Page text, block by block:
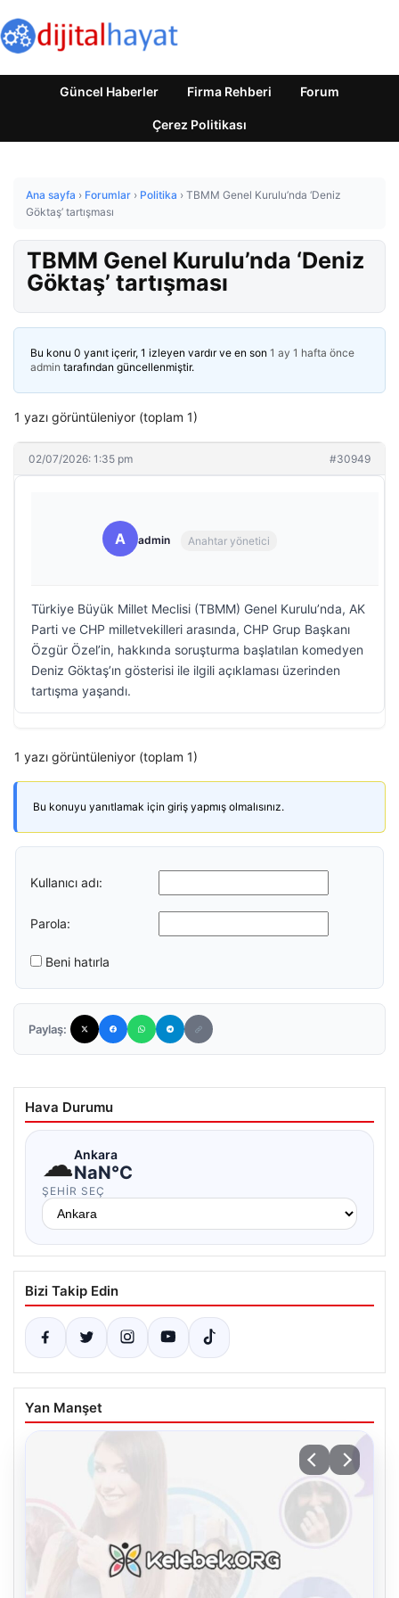
Güncel Haberler Firma Rehberi Forum
Çerez Politikası
Ana sayfa › Forumlar › Politika › TBMM Genel Kurulu’nda ‘Deniz
Göktaş’ tartışması
TBMM Genel Kurulu’nda ‘Deniz
Göktaş’ tartışması
Bu konu 0 yanıt içerir, 1 izleyen vardır ve en son 1 ay 1 hafta önce
admin tarafından güncellenmiştir.
1 yazı görüntüleniyor (toplam 1)
02/07/2026: 1:35 pm #30949
A admin Anahtar yönetici
Türkiye Büyük Millet Meclisi (TBMM) Genel Kurulu’nda, AK
Parti ve CHP milletvekilleri arasında, CHP Grup Başkanı
Özgür Özel’in, hakkında soruşturma başlatılan komedyen
Deniz Göktaş’ın gösterisi ile ilgili açıklaması üzerinden
tartışma yaşandı.
1 yazı görüntüleniyor (toplam 1)
Bu konuyu yanıtlamak için giriş yapmış olmalısınız.
Kullanıcı adı:
Parola:
Beni hatırla
Paylaş:
Hava Durumu
☁Ankara
NaN°C
ŞEHIR SEÇ
Bizi Takip Edin
Yan Manşet